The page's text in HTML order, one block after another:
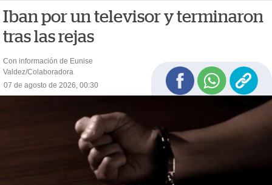
Iban por un televisor y terminaron
tras las rejas
Con información de Eunise
Valdez/Colaboradora
07 de agosto de 2026, 00:30